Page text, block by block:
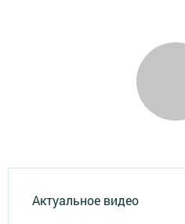
Актуальное видео